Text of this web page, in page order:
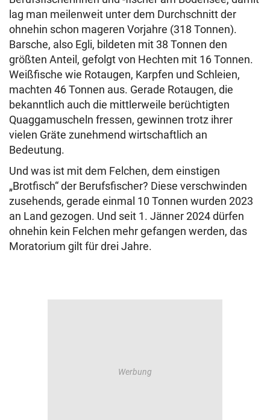
lag man meilenweit unter dem Durchschnitt der
ohnehin schon mageren Vorjahre (318 Tonnen).
Barsche, also Egli, bildeten mit 38 Tonnen den
größten Anteil, gefolgt von Hechten mit 16 Tonnen.
Weißfische wie Rotaugen, Karpfen und Schleien,
machten 46 Tonnen aus. Gerade Rotaugen, die
bekanntlich auch die mittlerweile berüchtigten
Quaggamuscheln fressen, gewinnen trotz ihrer
vielen Gräte zunehmend wirtschaftlich an
Bedeutung.
Und was ist mit dem Felchen, dem einstigen
„Brotfisch“ der Berufsfischer? Diese verschwinden
zusehends, gerade einmal 10 Tonnen wurden 2023
an Land gezogen. Und seit 1. Jänner 2024 dürfen
ohnehin kein Felchen mehr gefangen werden, das
Moratorium gilt für drei Jahre.